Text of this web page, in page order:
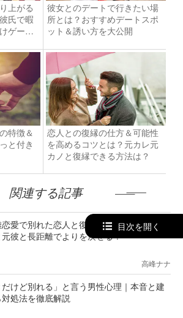
上がる
氏で暇
ゲーム
彼女とのデートで行きたい場
所とは？おすすめデートスポ
ット＆誘い方を大公開
特徴＆
と付き
恋人との復縁の仕方＆可能性
を高めるコツとは？元カレ元
カノと復縁できる方法は？
関連する記事
愛で別れた恋人と復縁する7ステップ。元
彼と長距離でよりを戻せる？
高峰ナナ
だけど別れる」と言う男性心理｜本音と建
処法を徹底解説
目次を開く